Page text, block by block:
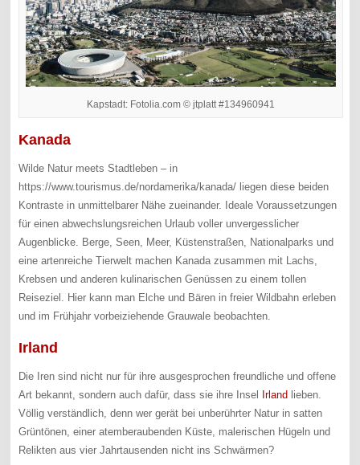
Kapstadt: Fotolia.com © jtplatt #134960941
Kanada
Wilde Natur meets Stadtleben – in
https://www.tourismus.de/nordamerika/kanada/ liegen diese beiden
Kontraste in unmittelbarer Nähe zueinander. Ideale Voraussetzungen
für einen abwechslungsreichen Urlaub voller unvergesslicher
Augenblicke. Berge, Seen, Meer, Küstenstraßen, Nationalparks und
eine artenreiche Tierwelt machen Kanada zusammen mit Lachs,
Krebsen und anderen kulinarischen Genüssen zu einem tollen
Reiseziel. Hier kann man Elche und Bären in freier Wildbahn erleben
und im Frühjahr vorbeiziehende Grauwale beobachten.
Irland
Die Iren sind nicht nur für ihre ausgesprochen freundliche und offene
Art bekannt, sondern auch dafür, dass sie ihre Insel
Irland lieben.
Völlig verständlich, denn wer gerät bei unberührter Natur in satten
Grüntönen, einer atemberaubenden Küste, malerischen Hügeln und
Relikten aus vier Jahrtausenden nicht ins Schwärmen?